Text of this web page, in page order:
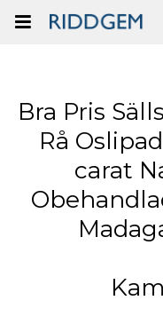
Bra Pris
Rå
carat